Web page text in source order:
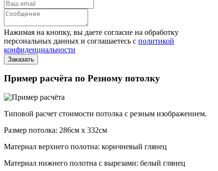
Нажимая на кнопку, вы даете согласие на обработку
персональных данных и соглашаетесь с политикой
конфиденциальности
Пример расчёта по Резному потолку
Типовой расчет стоимости потолка с резным изображением.
Размер потолка: 286см x 332см
Материал верхнего полотна: коричневый глянец
Материал нижнего полотна с вырезами: белый глянец